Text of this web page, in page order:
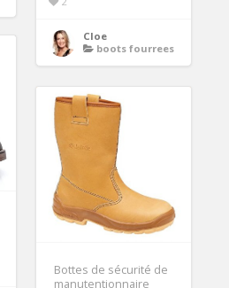
Cloe
boots fourrees
Bottes de sécurité de
manutentionnaire